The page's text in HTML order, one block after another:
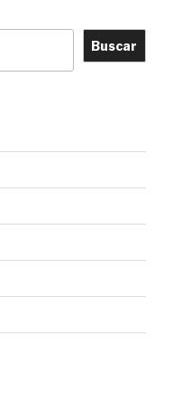
Buscar